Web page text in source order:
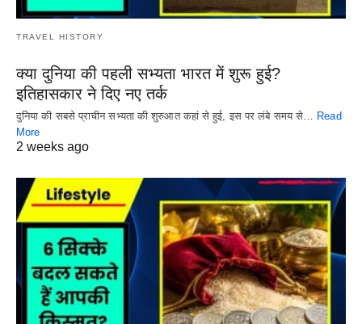
TRAVEL HISTORY
क्या दुनिया की पहली सभ्यता भारत में शुरू हुई?
इतिहासकार ने दिए नए तर्क
दुनिया की सबसे प्राचीन सभ्यता की शुरुआत कहां से हुई, इस पर लंबे समय से… Read
More
2 weeks ago